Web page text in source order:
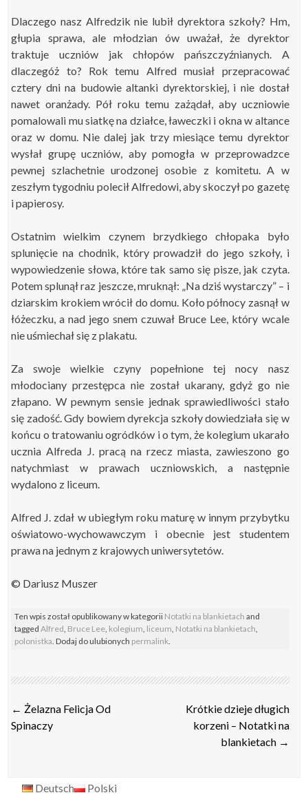
Dlaczego nasz Alfredzik nie lubił dyrektora szkoły? Hm,
głupia sprawa, ale młodzian ów uważał, że dyrektor
traktuje uczniów jak chłopów pańszczyźnianych. A
dlaczegóż to? Rok temu Alfred musiał przepracować
cztery dni na budowie altanki dyrektorskiej, i nie dostał
nawet oranżady. Pół roku temu zażądał, aby uczniowie
pomalowali mu siatkę na działce, ławeczki i okna w altance
oraz w domu. Nie dalej jak trzy miesiące temu dyrektor
wysłał grupę uczniów, aby pomogła w przeprowadzce
pewnej szlachetnie urodzonej osobie z komitetu. A w
zeszłym tygodniu polecił Alfredowi, aby skoczył po gazetę
i papierosy.
Ostatnim wielkim czynem brzydkiego chłopaka było
splunięcie na chodnik, który prowadził do jego szkoły, i
wypowiedzenie słowa, które tak samo się pisze, jak czyta.
Potem splunął raz jeszcze, mruknął: „Na dziś wystarczy” – i
dziarskim krokiem wrócił do domu. Koło północy zasnął w
łóżeczku, a nad jego snem czuwał Bruce Lee, który wcale
nie uśmiechał się z plakatu.
Za swoje wielkie czyny popełnione tej nocy nasz
młodociany przestępca nie został ukarany, gdyż go nie
złapano. W pewnym sensie jednak sprawiedliwości stało
się zadość. Gdy bowiem dyrekcja szkoły dowiedziała się w
końcu o tratowaniu ogródków i o tym, że kolegium ukarało
ucznia Alfreda J. pracą na rzecz miasta, zawieszono go
natychmiast w prawach uczniowskich, a następnie
wydalono z liceum.
Alfred J. zdał w ubiegłym roku maturę w innym przybytku
oświatowo-wychowawczym i obecnie jest studentem
prawa na jednym z krajowych uniwersytetów.
© Dariusz Muszer
Ten wpis został opublikowany w kategorii Notatki na blankietach and
taggedAlfred, Bruce Lee, kolegium, liceum, Notatki na blankietach,
polonistka. Dodaj do ulubionych permalink.
Post
navigation
← Żelazna Felicja Od
Spinaczy
Krótkie dzieje długich
korzeni – Notatki na
blankietach →
Deutsch Polski